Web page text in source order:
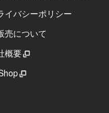
イバシーポリシー
売について
概要